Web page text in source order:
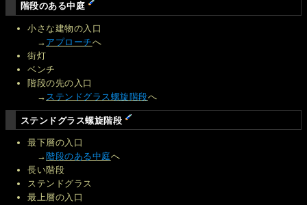
階段のある中庭
小さな建物の入口
→ アプローチへ
街灯
ベンチ
階段の先の入口
→ ステンドグラス螺旋階段へ
ステンドグラス螺旋階段
最下層の入口
→ 階段のある中庭へ
長い階段
ステンドグラス
最上層の入口